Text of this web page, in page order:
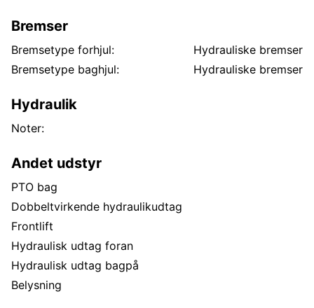
Bremser
Bremsetype forhjul:
Hydrauliske bremser
Bremsetype baghjul:
Hydrauliske bremser
Hydraulik
Noter:
Andet udstyr
PTO bag
Dobbeltvirkende hydraulikudtag
Frontlift
Hydraulisk udtag foran
Hydraulisk udtag bagpå
Belysning